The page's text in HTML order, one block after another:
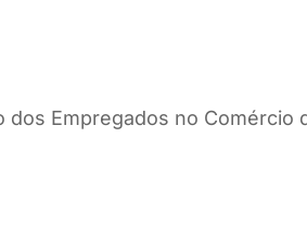
Empregados no Comércio